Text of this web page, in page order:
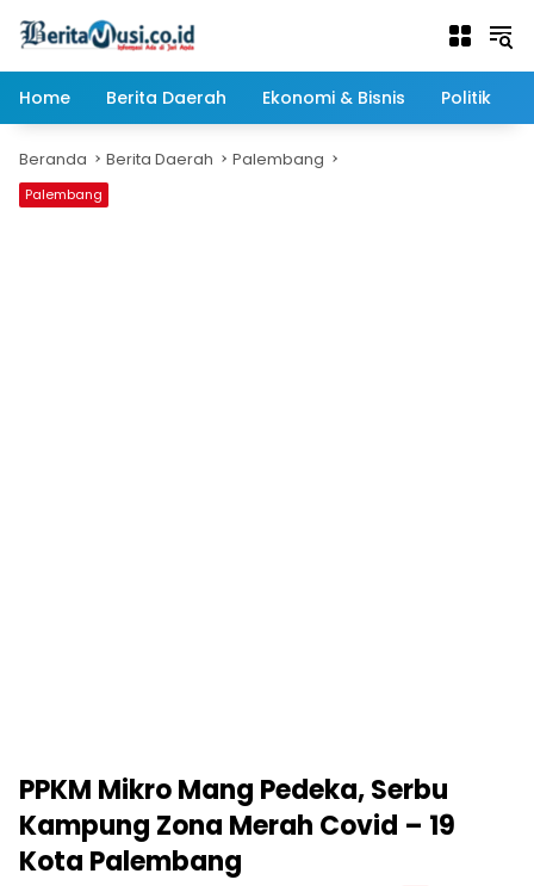
Home
Berita Daerah Ekonomi & Bisnis Politik
Beranda Berita Daerah Palembang
Palembang
PPKM Mikro Mang Pedeka, Serbu
Kampung Zona Merah Covid – 19
Kota Palembang